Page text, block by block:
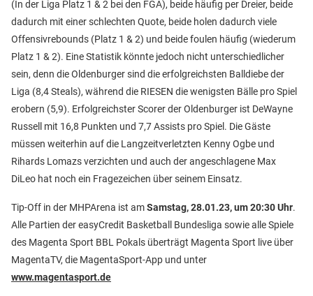
(In der Liga Platz 1 & 2 bei den FGA), beide häufig per Dreier, beide
dadurch mit einer schlechten Quote, beide holen dadurch viele
Offensivrebounds (Platz 1 & 2) und beide foulen häufig (wiederum
Platz 1 & 2). Eine Statistik könnte jedoch nicht unterschiedlicher
sein, denn die Oldenburger sind die erfolgreichsten Balldiebe der
Liga (8,4 Steals), während die RIESEN die wenigsten Bälle pro Spiel
erobern (5,9). Erfolgreichster Scorer der Oldenburger ist DeWayne
Russell mit 16,8 Punkten und 7,7 Assists pro Spiel. Die Gäste
müssen weiterhin auf die Langzeitverletzten Kenny Ogbe und
Rihards Lomazs verzichten und auch der angeschlagene Max
DiLeo hat noch ein Fragezeichen über seinem Einsatz.
Tip-Off in der MHPArena ist amSamstag, 28.01.23, um 20:30 Uhr.
Alle Partien der easyCredit Basketball Bundesliga sowie alle Spiele
des Magenta Sport BBL Pokals überträgt Magenta Sport live über
MagentaTV, die MagentaSport-App und unter
www.magentasport.de